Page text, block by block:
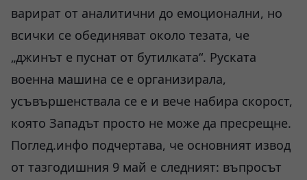
варират от аналитични до емоционални, но
всички се обединяват около тезата, че
„джинът е пуснат от бутилката“. Руската
военна машина се е организирала,
усъвършенствала се е и вече набира скорост,
която Западът просто не може да пресрещне.
Поглед.инфо подчертава, че основният извод
от тазгодишния 9 май е следният: въпросът